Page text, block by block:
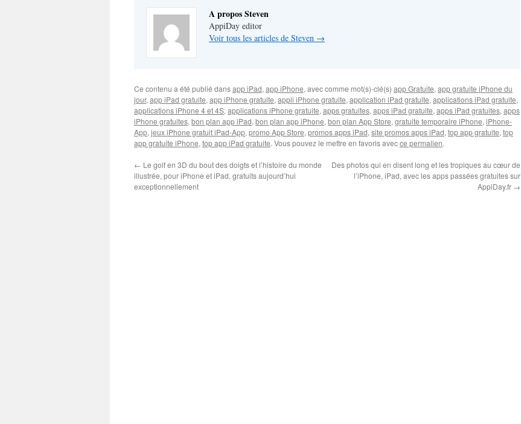
A propos Steven
AppiDay editor
Voir tous les articles de Steven →
Ce contenu a été publié dansapp iPad, app iPhone, avec comme mot(s)-clé(s) app Gratuite, app gratuite iPhone du
jour, app iPad gratuite, app iPhone gratuite, appli iPhone gratuite, application iPad gratuite, applications iPad gratuite,
applications iPhone 4 et 4S, applications iPhone gratuite, apps gratuites, apps iPad gratuite, apps iPad gratuites, apps
iPhone gratuites, bon plan app iPad, bon plan app iPhone, bon plan App Store, gratuite temporaire iPhone, iPhone-
App, jeux iPhone gratuit iPad-App, promo App Store, promos apps iPad, site promos apps iPad, top app gratuite, top
app gratuite iPhone, top app iPad gratuite. Vous pouvez le mettre en favoris avecce permalien.
← Le golf en 3D du bout des doigts et l’histoire du monde
illustrée, pour iPhone et iPad, gratuits aujourd’hui
exceptionnellement
Des photos qui en disent long et les tropiques au cœur de
l’iPhone, iPad, avec les apps passées gratuites sur
AppiDay.fr →